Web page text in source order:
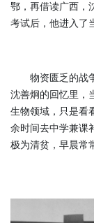
鄂，再借读广西，
考试后，他进入了
物资匮乏的战争
沈善炯的回忆里，
生物领域，只是看
余时间去中学兼课
极为清贫，早晨常